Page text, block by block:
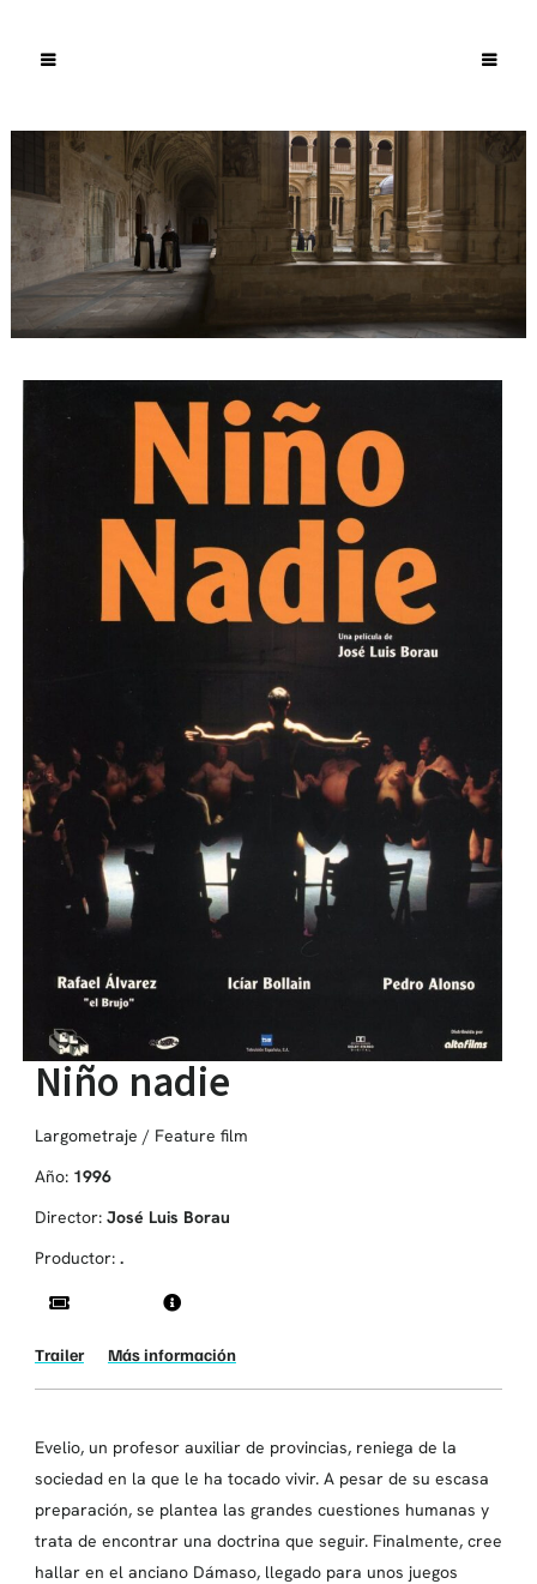
Niño nadie
Largometraje / Feature film
Año: 1996
Director: José Luis Borau
Productor: .
Trailer Más información
Evelio, un profesor auxiliar de provincias, reniega de la
sociedad en la que le ha tocado vivir. A pesar de su escasa
preparación, se plantea las grandes cuestiones humanas y
trata de encontrar una doctrina que seguir. Finalmente, cree
hallar en el anciano Dámaso, llegado para unos juegos